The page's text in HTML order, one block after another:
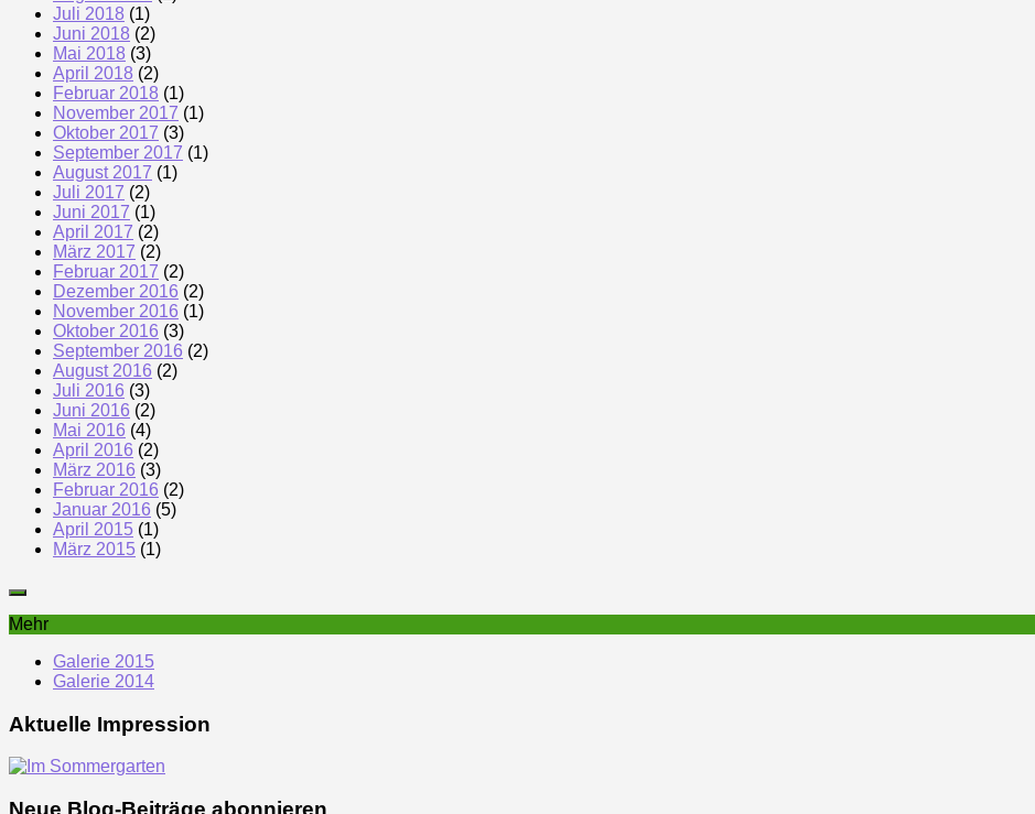
Juli 2018 (1)
Juni 2018 (2)
Mai 2018 (3)
April 2018 (2)
Februar 2018 (1)
November 2017 (1)
Oktober 2017 (3)
September 2017 (1)
August 2017 (1)
Juli 2017 (2)
Juni 2017 (1)
April 2017 (2)
März 2017 (2)
Februar 2017 (2)
Dezember 2016 (2)
November 2016 (1)
Oktober 2016 (3)
September 2016 (2)
August 2016 (2)
Juli 2016 (3)
Juni 2016 (2)
Mai 2016 (4)
April 2016 (2)
März 2016 (3)
Februar 2016 (2)
Januar 2016 (5)
April 2015 (1)
März 2015 (1)
Mehr
Galerie 2015
Galerie 2014
Aktuelle Impression
Neue Blog-Beiträge abonnieren